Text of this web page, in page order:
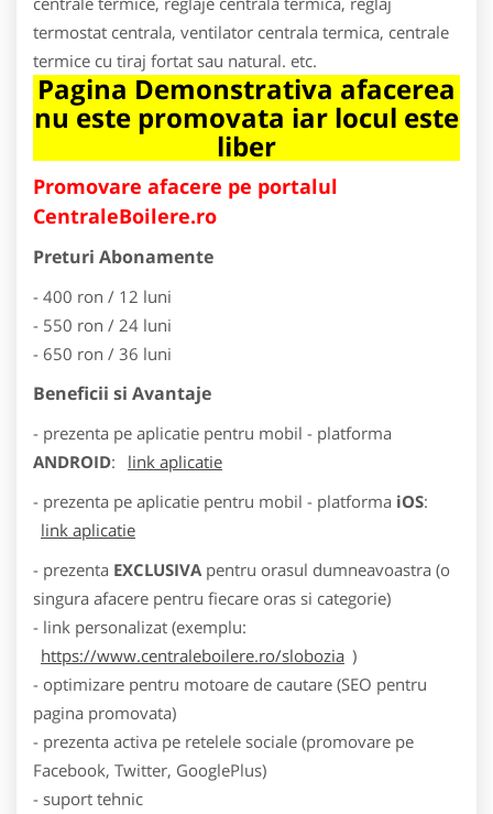
termostat centrala, ventilator centrala termica, centrale
termice cu tiraj fortat sau natural. etc.
Pagina Demonstrativa afacerea
nu este promovata iar locul este
liber
Promovare afacere pe portalul
CentraleBoilere.ro
Preturi Abonamente
- 400 ron / 12 luni
- 550 ron / 24 luni
- 650 ron / 36 luni
Beneficii si Avantaje
- prezenta pe aplicatie pentru mobil - platforma
ANDROID:
link aplicatie
- prezenta pe aplicatie pentru mobil - platforma iOS:
link aplicatie
- prezenta EXCLUSIVA pentru orasul dumneavoastra (o
singura afacere pentru fiecare oras si categorie)
- link personalizat (exemplu:
https://www.centraleboilere.ro/slobozia )
- optimizare pentru motoare de cautare (SEO pentru
pagina promovata)
- prezenta activa pe retelele sociale (promovare pe
Facebook, Twitter, GooglePlus)
- suport tehnic